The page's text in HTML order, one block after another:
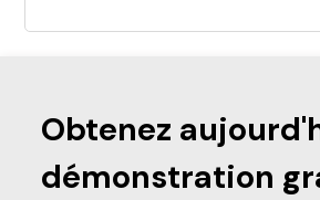
Obtenez
démonstration